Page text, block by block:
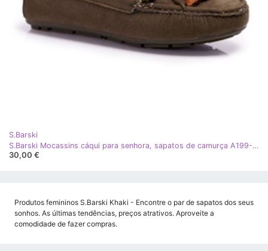
S.Barski
S.Barski Mocassins cáqui para senhora, sapatos de camurça A199-23A
30,00 €
Produtos femininos S.Barski Khaki - Encontre o par de sapatos dos seus
sonhos. As últimas tendências, preços atrativos. Aproveite a
comodidade de fazer compras.